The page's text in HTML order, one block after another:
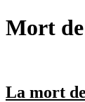
Mort
La mort